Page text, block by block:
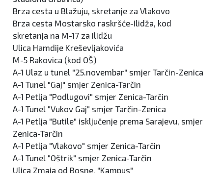
Brza cesta u Blažuju, skretanje za Vlakovo
Brza cesta Mostarsko raskršće-Ilidža, kod
skretanja na M-17 za Ilidžu
Ulica Hamdije Kreševljakovića
M-5 Rakovica (kod OŠ)
A-1 Ulaz u tunel "25.novembar" smjer Tarčin-Zenica
A-1 Tunel "Gaj" smjer Zenica-Tarčin
A-1 Petlja "Podlugovi" smjer Zenica-Tarčin
A-1 Tunel "Vukov Gaj" smjer Tarčin-Zenica
A-1 Petlja "Butile" isključenje prema Sarajevu, smjer
Zenica-Tarčin
A-1 Petlja "Vlakovo" smjer Zenica-Tarčin
A-1 Tunel "Oštrik" smjer Zenica-Tarčin
Ulica Zmaja od Bosne, "Kampus"